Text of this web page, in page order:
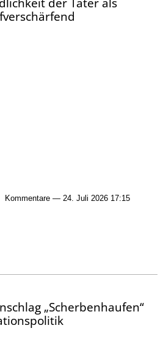
der Täter als
Kommentare — 24. Juli 2026 17:15
„Scherbenhaufen“